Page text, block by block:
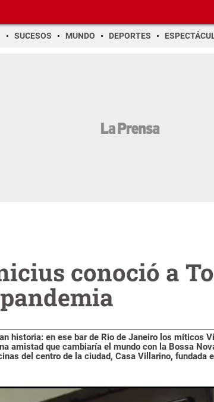
SUCESOS MUNDO DEPORTES
conoció a
historia: en ese bar de Rio de Janeiro los míticos
amistad que cambiaría el mundo con la Bossa
del centro de la ciudad, Casa Villarino, fundada